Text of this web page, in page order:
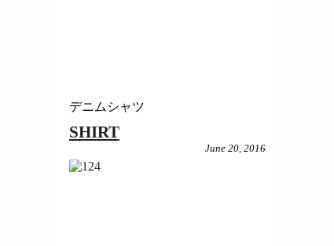
デニムシャツ
SHIRT
June 20, 2016